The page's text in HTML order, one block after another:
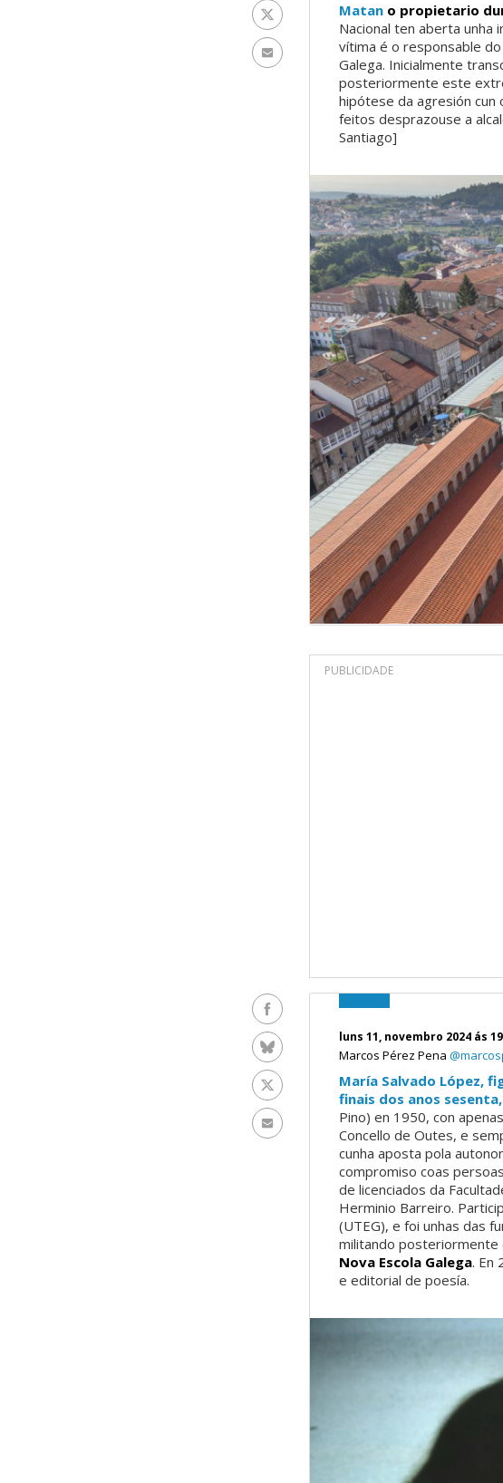
Matan o propietario
Nacional ten aberta unha
vítima é o responsable
Galega. Inicialmente
posteriormente este
hipótese da agresión
feitos desprazouse a
Santiago]
Twitter
Enviar por e-mail
PUBLICIDADE
luns 11, novembro 2024 ás
Marcos Pérez Pena
María Salvado López,
finais dos anos
Pino) en 1950, con
Concello de Outes, e
cunha aposta pola
compromiso coas
de licenciados da
Herminio Barreiro.
(UTEG), e foi unhas das
militando posteriormente
Nova Escola Galega. En
e editorial de poesía.
Facebook
Bluesky
Twitter
Enviar por e-mail